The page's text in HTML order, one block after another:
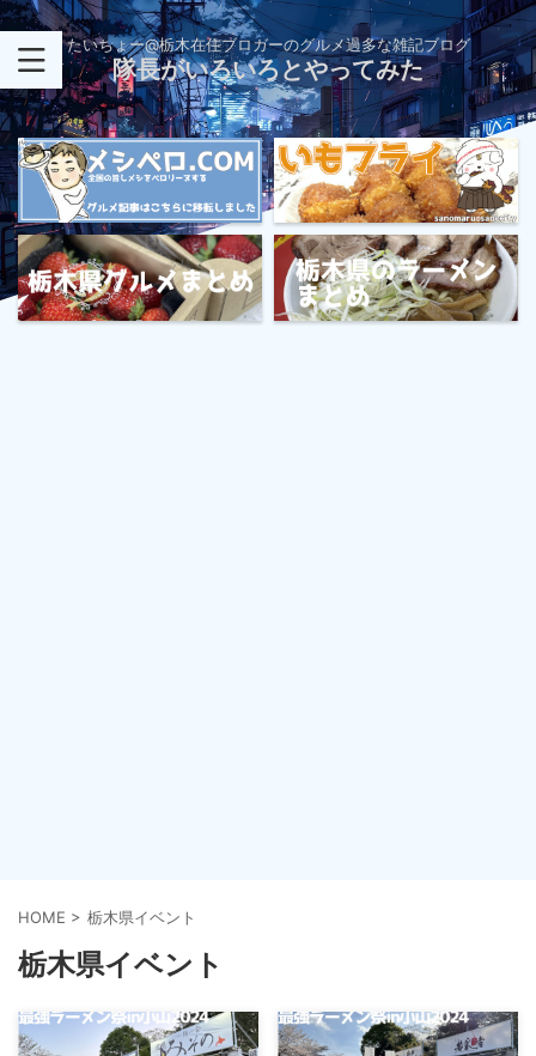
たいちょー@栃木在住ブロガーのグルメ過多な雑記ブログ
隊長がいろいろとやってみた
HOME > 栃木県イベント
栃木県イベント